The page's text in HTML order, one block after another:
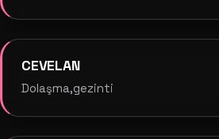
CEVELAN
Dolaşma,gezinti